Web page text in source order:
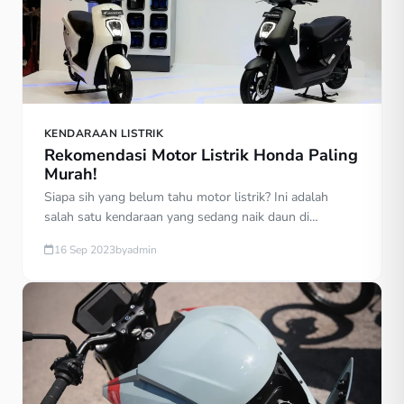
KENDARAAN LISTRIK
Rekomendasi Motor Listrik Honda Paling
Murah!
Siapa sih yang belum tahu motor listrik? Ini adalah
salah satu kendaraan yang sedang naik daun di
adalah ibu rumah tangga sebagai transportasi saat
keperluan lainnya. Perawatannya yang mudah dan
harga yang bersahabat menjadi salah satu daya tarik
dari motor listrik. Salah […]
16 Sep 2023byadmin